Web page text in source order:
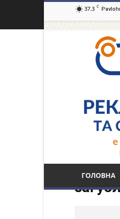
37.3 C
ГОЛОВНА
Тег: